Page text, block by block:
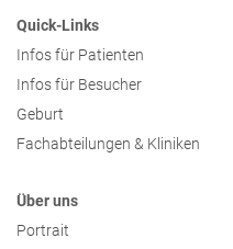
Quick-Links
Infos für Patienten
Infos für Besucher
Geburt
Fachabteilungen & Kliniken
Über uns
Portrait